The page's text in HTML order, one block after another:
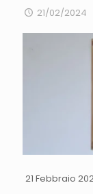
21/02/2024
21 Febbraio